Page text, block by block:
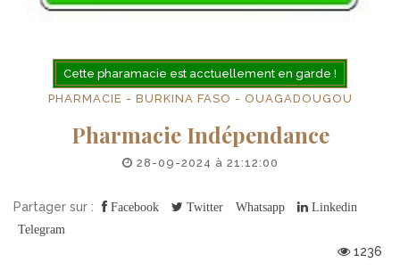
Cette pharamacie est acctuellement en garde !
PHARMACIE - BURKINA FASO - OUAGADOUGOU
Pharmacie Indépendance
28-09-2024 à 21:12:00
Partager sur : Facebook Twitter Whatsapp
Linkedin
Telegram
1236